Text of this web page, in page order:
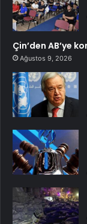
Çin’den AB’ye
Ağustos 9, 2026